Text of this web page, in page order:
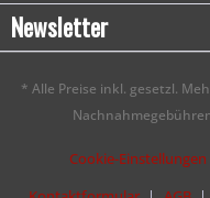
Newsletter
* Alle Preise inkl. gesetzl.
Cookie-Einstellungen